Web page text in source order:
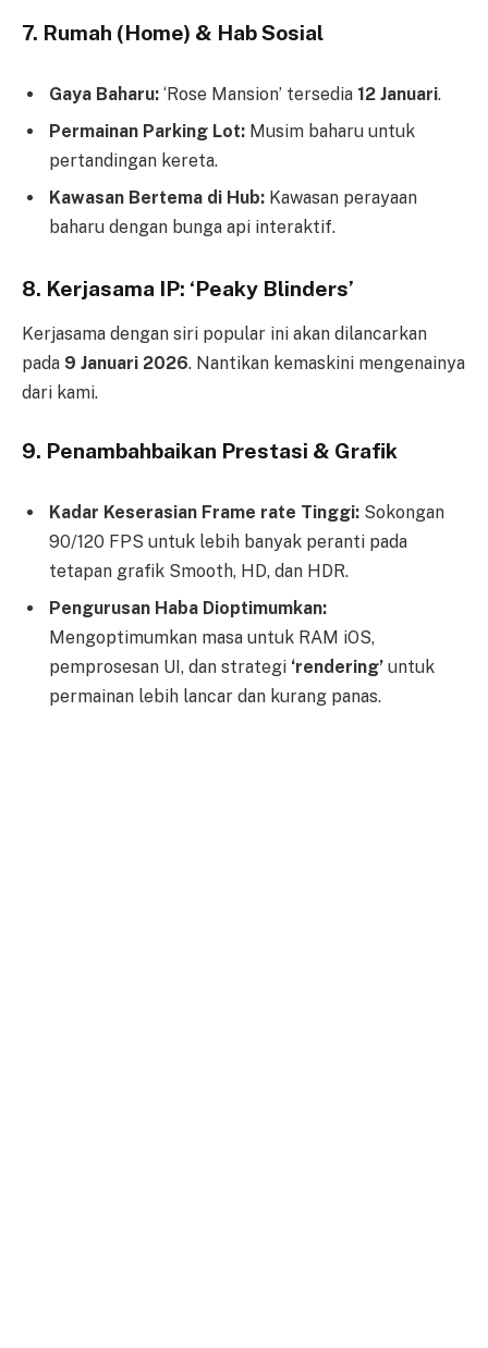
7. Rumah (Home) & Hab Sosial
Gaya Baharu: ‘Rose Mansion’ tersedia 12 Januari.
Permainan Parking Lot: Musim baharu untuk
pertandingan kereta.
Kawasan Bertema di Hub: Kawasan perayaan
baharu dengan bunga api interaktif.
8. Kerjasama IP: ‘Peaky Blinders’
Kerjasama dengan siri popular ini akan dilancarkan
pada 9 Januari 2026. Nantikan kemaskini mengenainya
dari kami.
9. Penambahbaikan Prestasi & Grafik
Kadar Keserasian Frame rate Tinggi: Sokongan
90/120 FPS untuk lebih banyak peranti pada
tetapan grafik Smooth, HD, dan HDR.
Pengurusan Haba Dioptimumkan:
Mengoptimumkan masa untuk RAM iOS,
pemprosesan UI, dan strategi ‘rendering’ untuk
permainan lebih lancar dan kurang panas.